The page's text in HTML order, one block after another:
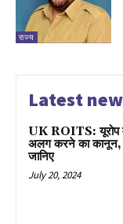
राज्य
Latest
UK ROITS: यूरोप में
अलग करने का कानून,
जानिए
July 20, 2024